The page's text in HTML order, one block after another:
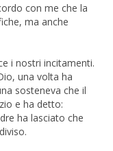
con me che la
ma anche
i nostri incitamenti.
una volta ha
sosteneva che il
e ha detto:
ha lasciato che